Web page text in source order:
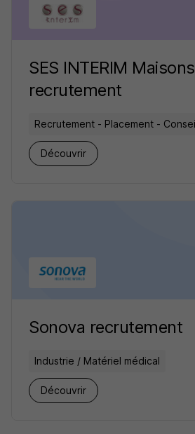
SES INTERIM
recrutement
Recrutement - Placement -
Découvrir
Sonova recrutement
Industrie / Matériel médical
Découvrir